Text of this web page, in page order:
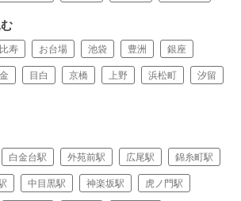
寿 お台場 池袋 豊洲 銀座
目白 京橋 上野 浜松町 汐留
白金台駅 外苑前駅 広尾駅 錦糸町駅
中目黒駅 神楽坂駅 虎ノ門駅